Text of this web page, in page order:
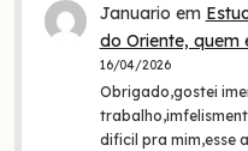
Januario em
do Oriente, quem
16/04/2026
Obrigado,gostei
dificil pra mim,esse